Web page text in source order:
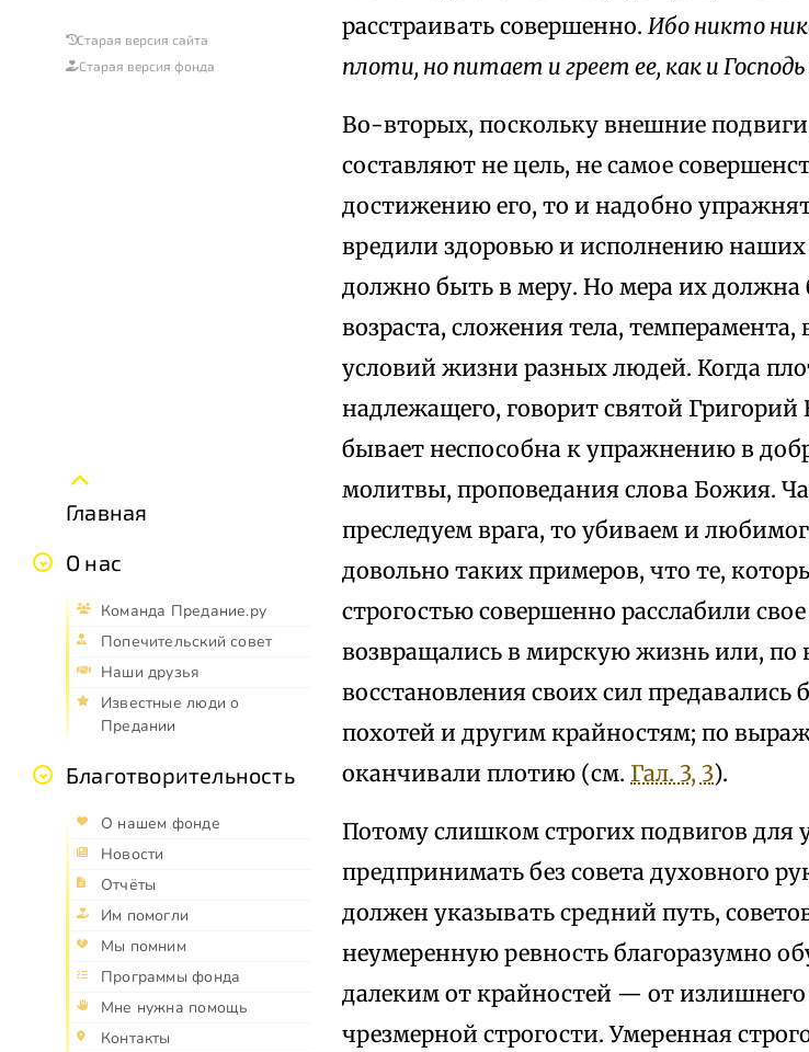
Старая версия сайта
Старая версия фонда
Главная
О нас
Команда Предание.ру
Попечительский совет
Наши друзья
Известные люди о
Предании
Благотворительность
О нашем фонде
Новости
Отчёты
Им помогли
Мы помним
Программы фонда
Мне нужна помощь
Контакты
расстраивать совершенно. Ибо никто
плоти, но питает и греет ее, как и
Во-вторых, поскольку внешние
составляют не цель, не самое
достижению его, то и надобно
вредили здоровью и исполнению
должно быть в меру. Но мера их
возраста, сложения тела,
условий жизни разных людей. Когда
надлежащего, говорит святой
бывает неспособна к упражнению в
молитвы, проповедания слова Божия.
преследуем врага, то убиваем и
довольно таких примеров, что те,
строгостью совершенно расслабили
возвращались в мирскую жизнь или, по
восстановления своих сил предавались
похотей и другим крайностям; по
оканчивали плотию (см. Гал. 3, 3).
Потому слишком строгих подвигов
предпринимать без совета духовного
должен указывать средний путь,
неумеренную ревность благоразумно
далеким от крайностей — от
чрезмерной строгости. Умеренная